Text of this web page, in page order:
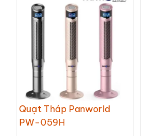
Quạt Tháp Panworld
PW-059H